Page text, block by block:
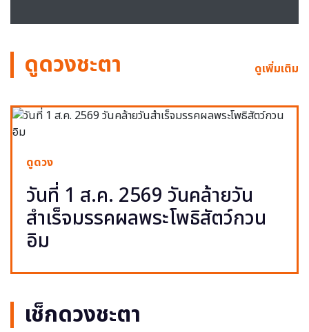
ดูดวงชะตา ดูเพิ่มเติม
ดูดวง
วันที่ 1 ส.ค. 2569 วันคล้ายวัน
สำเร็จมรรคผลพระโพธิสัตว์กวน
อิม
เช็กดวงชะตา